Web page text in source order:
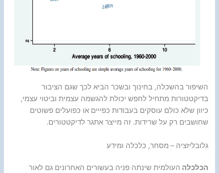
השיפור בהשכלה, בחינוך ובשכר הביא לכך שגם הציבור
בדיקטטורות מתחיל לחפש יכולת להגשמה עצמית וביטוי עצמי,
כיוון שלא כולם עוסקים בעבודות כפייים או כפועלים פשוטים
שחושבים רק על שרידות. זה מייצר אתגר לדיקטטורים.
גלובליזציה – מסחר, כלכלה ומידע
הכלכלה העולמית שינתה פניה בעשורים האחרונים גם לאור